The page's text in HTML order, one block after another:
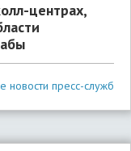
центрах,
новости пресс-служб